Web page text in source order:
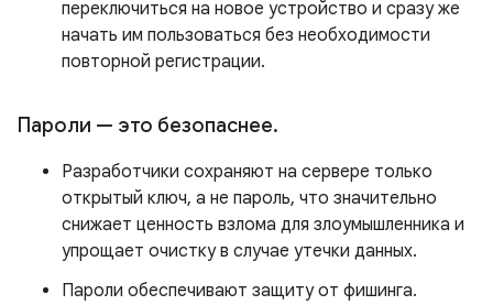
переключиться на новое устройство и сразу же
начать им пользоваться без необходимости
повторной регистрации.
Пароли — это безопаснее.
Разработчики сохраняют на сервере только
открытый ключ, а не пароль, что значительно
снижает ценность взлома для злоумышленника и
упрощает очистку в случае утечки данных.
Пароли обеспечивают защиту от фишинга.